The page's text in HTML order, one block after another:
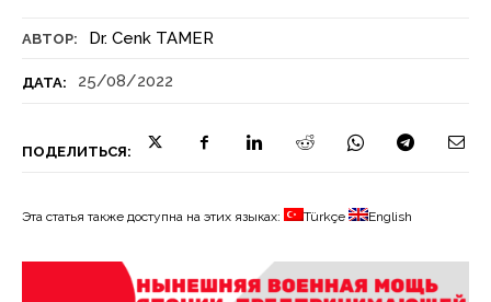
АВТОР: Dr. Cenk TAMER
ДАТА: 25/08/2022
ПОДЕЛИТЬСЯ:
Эта статья также доступна на этих языках: Türkçe English